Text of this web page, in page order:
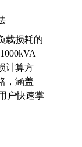
载损耗的
计算方
，涵盖
户快速掌